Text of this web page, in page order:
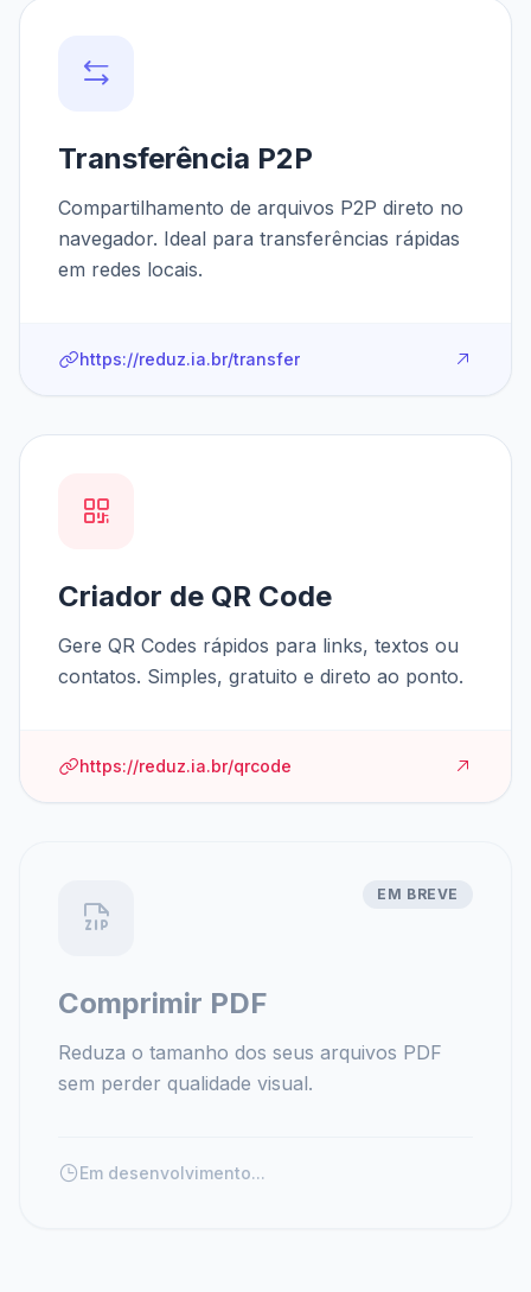
Transferência P2P
Compartilhamento de arquivos P2P direto no
navegador. Ideal para transferências rápidas
em redes locais.
https://reduz.ia.br/transfer
Criador de QR Code
Gere QR Codes rápidos para links, textos ou
contatos. Simples, gratuito e direto ao ponto.
https://reduz.ia.br/qrcode
EM BREVE
Comprimir PDF
Reduza o tamanho dos seus arquivos PDF
sem perder qualidade visual.
Em desenvolvimento...